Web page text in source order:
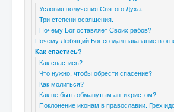
Условия получения Святого Духа.
Три степени освящения.
Почему Бог оставляет Своих рабов?
Почему Любящий Бог создал наказание в
Как спастись?
Как спастись?
Что нужно, чтобы обрести спасение?
Как молиться?
Как не быть обманутым антихристом?
Поклонение иконам в православии. Грех